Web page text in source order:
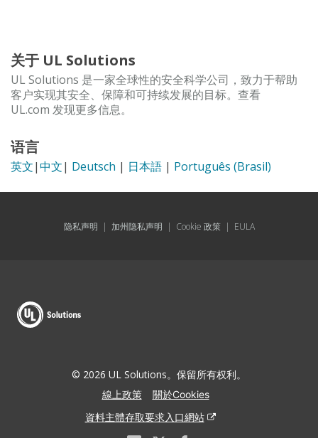
关于 UL Solutions
UL Solutions 是一家全球性的安全科学公司，致力于帮助
客户实现其安全、保障和可持续发展的目标。查看
UL.com 发现更多信息。
语言
英文|中文| Deutsch | 日本語 | Português (Brasil)
隐私声明 | 加州隐私声明 | Cookie 政策| EULA
© 2026 UL Solutions。保留所有权利。
線上政策
關於Cookies
資料主體存取要求入口網站